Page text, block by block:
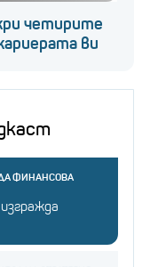
четирите
ви
ФИНАНСОВА